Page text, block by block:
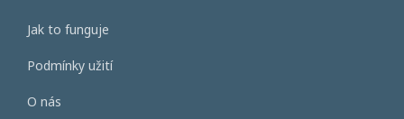
Jak to funguje
Podmínky užití
O nás